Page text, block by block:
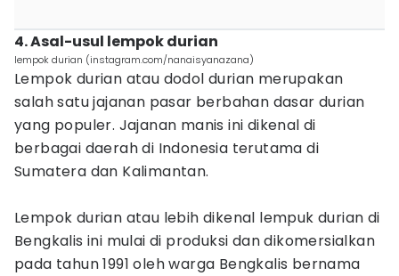
4. Asal-usul lempok durian
lempok durian (instagram.com/nanaisyanazana)
Lempok durian atau dodol durian merupakan
salah satu jajanan pasar berbahan dasar durian
yang populer. Jajanan manis ini dikenal di
berbagai daerah di Indonesia terutama di
Sumatera dan Kalimantan.
Lempok durian atau lebih dikenal lempuk durian di
Bengkalis ini mulai di produksi dan dikomersialkan
pada tahun 1991 oleh warga Bengkalis bernama